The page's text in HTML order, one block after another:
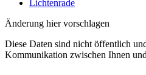
Lichtenrade
Änderung hier vorschlagen
Diese Daten sind nicht öffentlich
Kommunikation zwischen Ihnen